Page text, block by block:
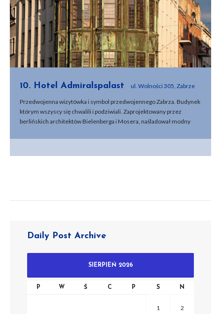
10. Hotel Admiralspalast ul. Wolności 305, Zabrze
Przedwojenna wizytówka i symbol przedwojennego Zabrza. Budynek
którym wszyscy się chwalili i podziwiali. Zaprojektowany przez
berlińskich architektów Bielenberga i Mosera, naśladował modny
budowany był przez cztery lata od 1924 roku do 1928 r. Jego
hotelowych. Po 1945 r. zmieniono jego nazwę na hotel Prezydent,
Daily Post Archive
SIERPIEŃ 2026
P W Ś C P S N
1 2